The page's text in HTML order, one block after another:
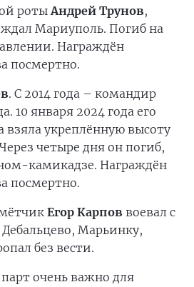
ротыАндрей Трунов,
Мариуполь. Погиб на
Награждён
посмертно.
. С 2014 года – командир
10 января 2024 года его
взяла укреплённую высоту
четыре дня он погиб,
камикадзе. Награждён
посмертно.
Егор Карпов воевал с
Марьинку,
без вести.
очень важно для